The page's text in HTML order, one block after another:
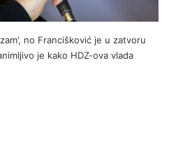
no Francišković je u zatvoru
je kako HDZ-ova vlada